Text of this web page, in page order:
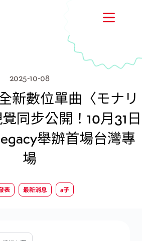
2025-10-08
新數位單曲〈モナリ
同步公開！10月31日
舉辦首場台灣專
場
表 最新消息 a子